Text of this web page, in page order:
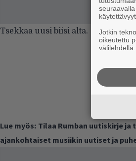
Tsekkaa uusi biisi alta.
Lue myös: Tilaa Rumban uutiskirje
ajankohtaiset musiikin uutiset ja
Jotkin
oikeutettu
välilehdellä.